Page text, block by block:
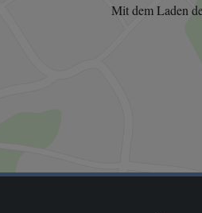
Mit dem Laden